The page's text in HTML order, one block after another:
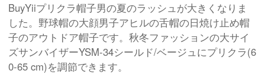
BuyYiiプリクラ帽子男の夏のラッシュが大きくなりま
した。野球帽の大顔男子アヒルの舌帽の日焼け止め帽
子のアウトドア帽子です。秋冬ファッションの大サイ
ズサンバイザーYSM-34シールド/ベージュにプリクラ(6
0-65 cm)を調節できます。